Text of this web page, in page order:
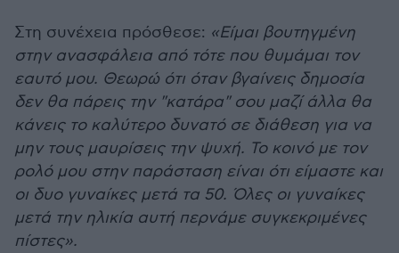
Στη συνέχεια πρόσθεσε: «Είμαι βουτηγμένη
στην ανασφάλεια από τότε που θυμάμαι τον
εαυτό μου. Θεωρώ ότι όταν βγαίνεις δημοσία
δεν θα πάρεις την "κατάρα" σου μαζί άλλα θα
κάνεις το καλύτερο δυνατό σε διάθεση για να
μην τους μαυρίσεις την ψυχή. Το κοινό με τον
ρολό μου στην παράσταση είναι ότι είμαστε και
οι δυο γυναίκες μετά τα 50. Όλες οι γυναίκες
μετά την ηλικία αυτή περνάμε συγκεκριμένες
πίστες».